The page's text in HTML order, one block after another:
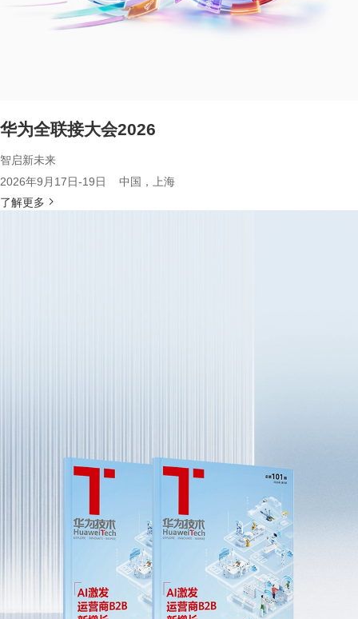
华为全联接大会2026
智启新未来
2026年9月17日-19日 中国，上海
了解更多